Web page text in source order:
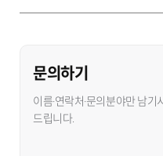
문의하기
이름·연락처·문의분야만 남
드립니다.